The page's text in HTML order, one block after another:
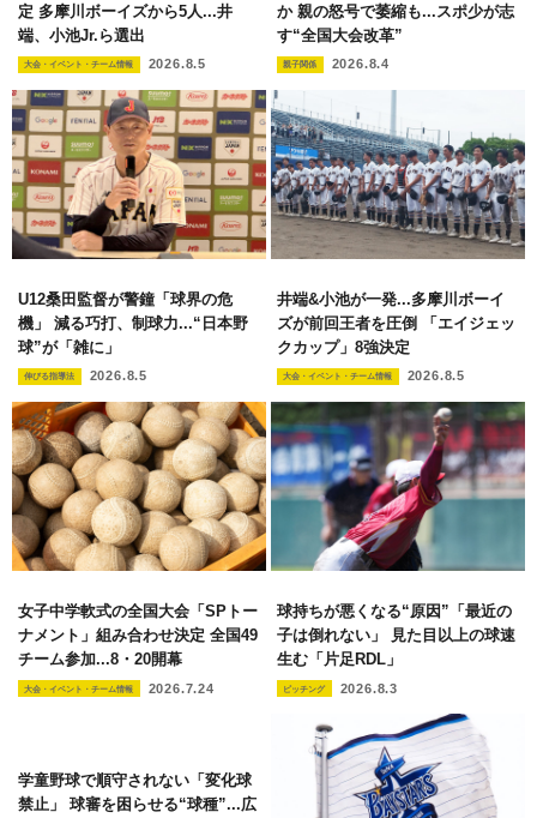
定 多摩川ボーイズから5人...井
端、小池Jr.ら選出
大会・イベント・チーム情報 2026.8.5
か 親の怒号で萎縮も...スポ少が志
す“全国大会改革”
親子関係 2026.8.4
U12桑田監督が警鐘「球界の危
機」 減る巧打、制球力...“日本野
球”が「雑に」
伸びる指導法 2026.8.5
井端&小池が一発...多摩川ボーイ
ズが前回王者を圧倒 「エイジェッ
クカップ」8強決定
大会・イベント・チーム情報 2026.8.5
女子中学軟式の全国大会「SPトー
ナメント」組み合わせ決定 全国49
チーム参加...8・20開幕
大会・イベント・チーム情報 2026.7.24
球持ちが悪くなる“原因”「最近の
子は倒れない」 見た目以上の球速
生む「片足RDL」
ピッチング 2026.8.3
学童野球で順守されない「変化球
禁止」 球審を困らせる“球種”...広